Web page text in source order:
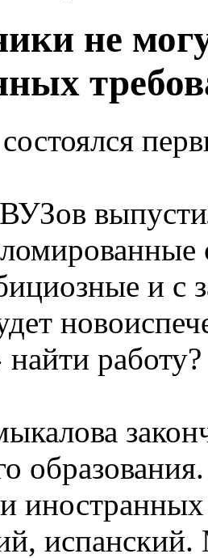
не
и с
работу?
испанский.